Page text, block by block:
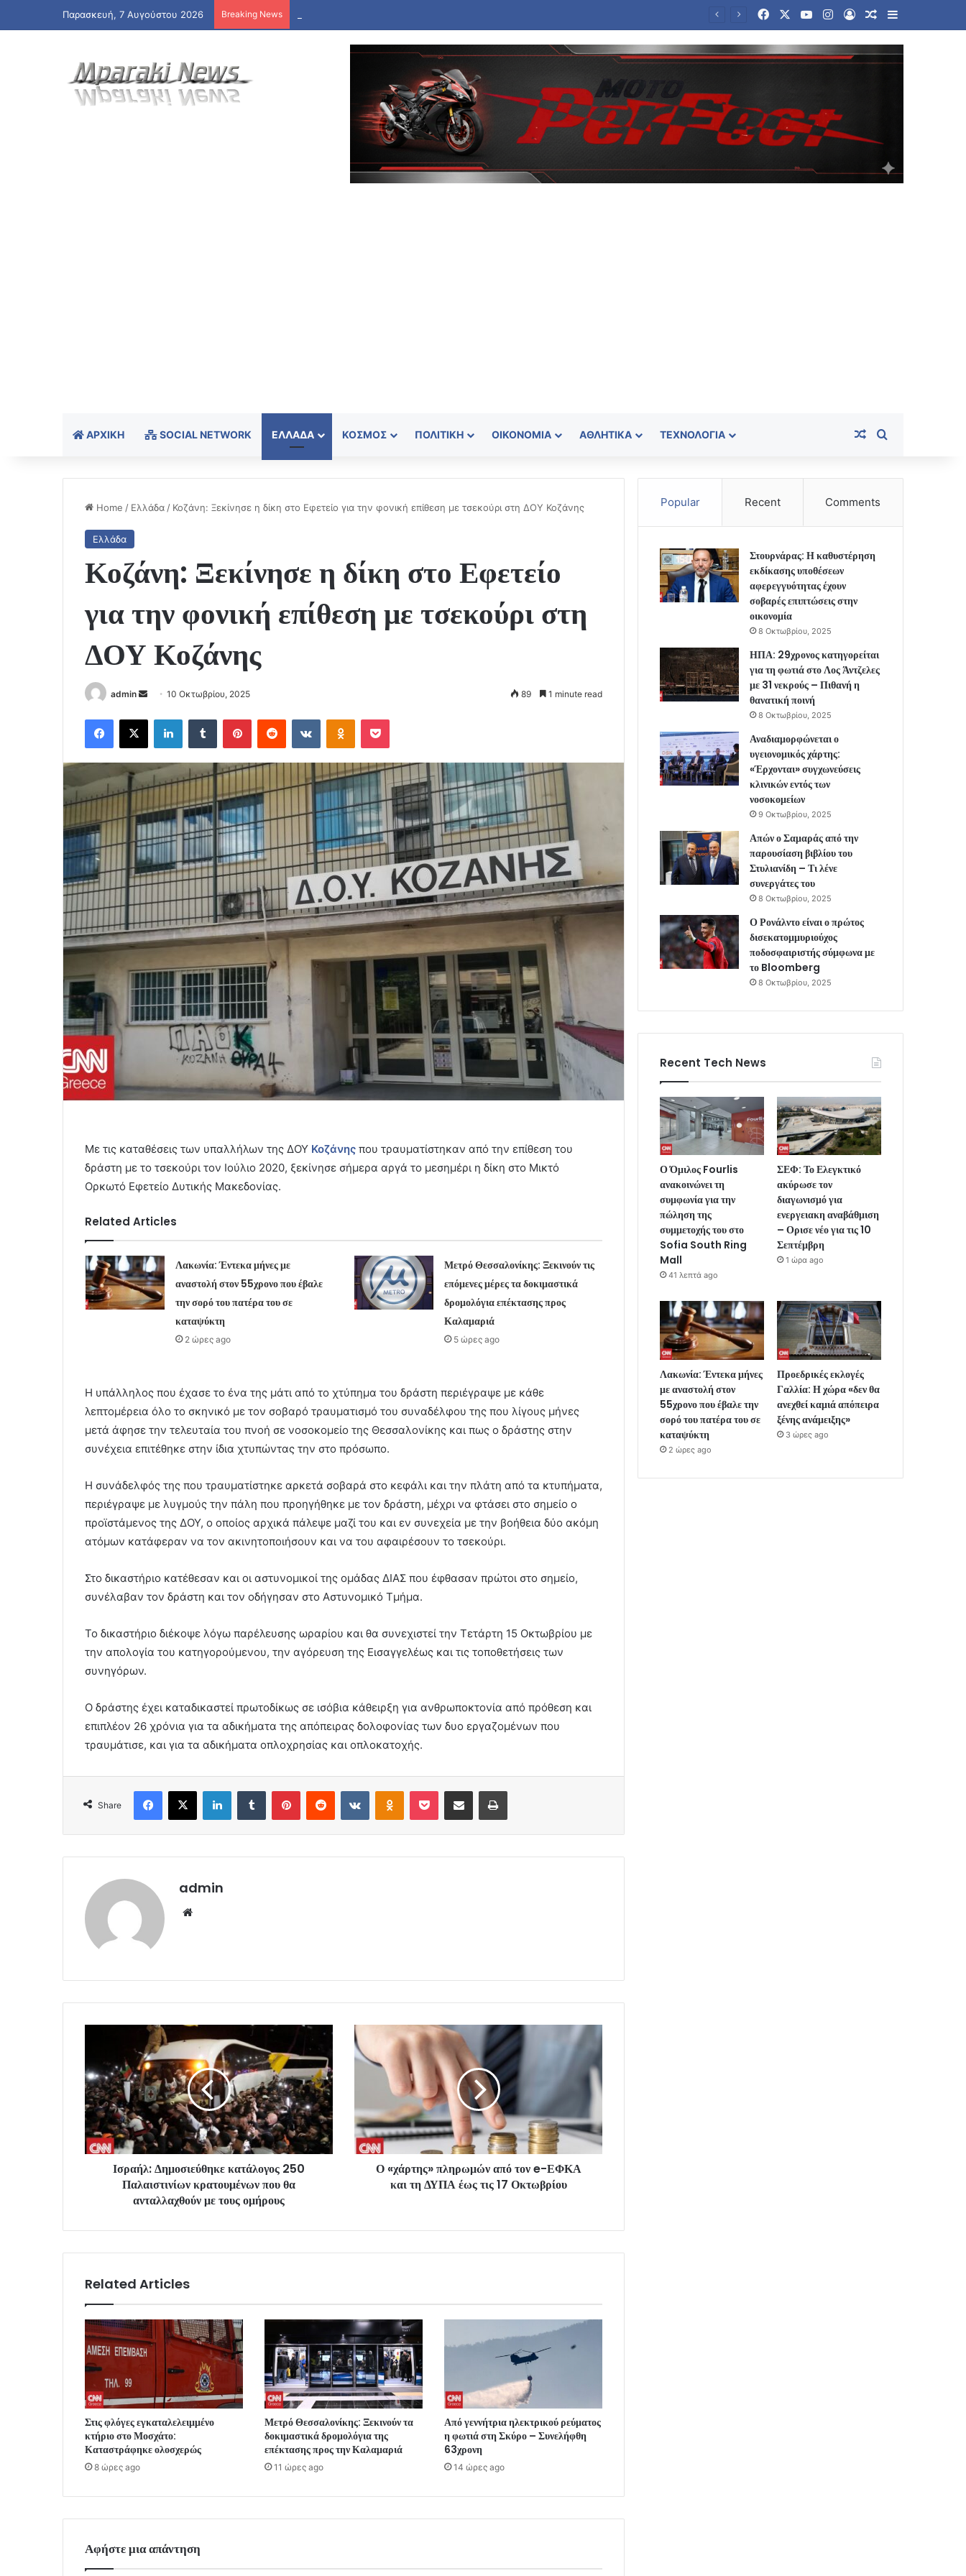
Παρασκευή, 7 Αυγούστου 2026 Breaking News FacebookYouTubeInstagram
Log InRandom Article
Sidebar
ΑΡΧΙΚΉ SOCIAL NETWORK ΕΛΛΆΔΑ ΚΌΣΜΟΣ ΠΟΛΙΤΙΚΉ ΟΙΚΟΝΟΜΊΑ ΑΘΛΗΤΙΚΆ ΤΕΧΝΟΛΟΓΊΑ Random Article
Home / Ελλάδα / Κοζάνη: Ξεκίνησε η δίκη στο Εφετείο για την φονική επίθεση με τσεκούρι στη ΔΟΥ Κοζάνης
Ελλάδα
Κοζάνη: Ξεκίνησε η δίκη στο Εφετείο
για την φονική επίθεση με τσεκούρι στη
ΔΟΥ Κοζάνης
admin
Send
email
10 Οκτωβρίου, 2025 89 1 minute read
Facebook
X LinkedInTumblr PinterestReddit VKontakteOdnoklassniki
Pocket
Με τις καταθέσεις των υπαλλήλων της ΔΟΥ Κοζάνης που τραυματίστηκαν από την επίθεση του
δράστη με το τσεκούρι τον Ιούλιο 2020, ξεκίνησε σήμερα αργά το μεσημέρι η δίκη στο Μικτό
Ορκωτό Εφετείο Δυτικής Μακεδονίας.
Related Articles
Λακωνία: Έντεκα μήνες με
αναστολή στον 55χρονο που έβαλε
την σορό του πατέρα του σε
καταψύκτη
2 ώρες ago
Μετρό Θεσσαλονίκης: Ξεκινούν τις
επόμενες μέρες τα δοκιμαστικά
δρομολόγια επέκτασης προς
Καλαμαριά
5 ώρες ago
Η υπάλληλος που έχασε το ένα της μάτι από το χτύπημα του δράστη περιέγραψε με κάθε
λεπτομέρεια όλο το σκηνικό με τον σοβαρό τραυματισμό του συναδέλφου της που λίγους μήνες
μετά άφησε την τελευταία του πνοή σε νοσοκομείο της Θεσσαλονίκης και πως ο δράστης στην
συνέχεια επιτέθηκε στην ίδια χτυπώντας την στο πρόσωπο.
Η συνάδελφός της που τραυματίστηκε αρκετά σοβαρά στο κεφάλι και την πλάτη από τα κτυπήματα,
περιέγραψε με λυγμούς την πάλη που προηγήθηκε με τον δράστη, μέχρι να φτάσει στο σημείο ο
προϊστάμενος της ΔΟΥ, ο οποίος αρχικά πάλεψε μαζί του και εν συνεχεία με την βοήθεια δύο ακόμη
ατόμων κατάφεραν να τον ακινητοποιήσουν και να του αφαιρέσουν το τσεκούρι.
Στο δικαστήριο κατέθεσαν και οι αστυνομικοί της ομάδας ΔΙΑΣ που έφθασαν πρώτοι στο σημείο,
συνέλαβαν τον δράστη και τον οδήγησαν στο Αστυνομικό Τμήμα.
Το δικαστήριο διέκοψε λόγω παρέλευσης ωραρίου και θα συνεχιστεί την Τετάρτη 15 Οκτωβρίου με
την απολογία του κατηγορούμενου, την αγόρευση της Εισαγγελέως και τις τοποθετήσεις των
συνηγόρων.
Ο δράστης έχει καταδικαστεί πρωτοδίκως σε ισόβια κάθειρξη για ανθρωποκτονία από πρόθεση και
επιπλέον 26 χρόνια για τα αδικήματα της απόπειρας δολοφονίας των δυο εργαζομένων που
τραυμάτισε, και για τα αδικήματα οπλοχρησίας και οπλοκατοχής.
Share
Facebook
X LinkedInTumblr PinterestReddit VKontakteOdnoklassniki
Pocket Share via Email Print
admin
Ισραήλ: Δημοσιεύθηκε κατάλογος 250
Παλαιστινίων κρατουμένων που θα
ανταλλαχθούν με τους ομήρους
Ο «χάρτης» πληρωμών από τον e-ΕΦΚΑ
και τη ΔΥΠΑ έως τις 17 Οκτωβρίου
Related Articles
Στις φλόγες εγκαταλελειμμένο
κτήριο στο Μοσχάτο:
Καταστράφηκε ολοσχερώς
8 ώρες ago
Μετρό Θεσσαλονίκης: Ξεκινούν τα
δοκιμαστικά δρομολόγια της
επέκτασης προς την Καλαμαριά
11 ώρες ago
Από γεννήτρια ηλεκτρικού ρεύματος
η φωτιά στη Σκύρο – Συνελήφθη
63χρονη
14 ώρες ago
Αφήστε μια απάντηση
Popular Recent Comments
Στουρνάρας: Η καθυστέρηση
εκδίκασης υποθέσεων
αφερεγγυότητας έχουν
σοβαρές επιπτώσεις στην
οικονομία
8 Οκτωβρίου, 2025
ΗΠΑ: 29χρονος κατηγορείται
για τη φωτιά στο Λος Άντζελες
με 31 νεκρούς – Πιθανή η
θανατική ποινή
8 Οκτωβρίου, 2025
Αναδιαμορφώνεται ο
υγειονομικός χάρτης:
«Έρχονται» συγχωνεύσεις
κλινικών εντός των
νοσοκομείων
9 Οκτωβρίου, 2025
Απών ο Σαμαράς από την
παρουσίαση βιβλίου του
Στυλιανίδη – Τι λένε
συνεργάτες του
8 Οκτωβρίου, 2025
Ο Ρονάλντο είναι ο πρώτος
δισεκατομμυριούχος
ποδοσφαιριστής σύμφωνα με
το Bloomberg
8 Οκτωβρίου, 2025
Recent Tech News
Ο Όμιλος Fourlis
ανακοινώνει τη
συμφωνία για την
πώληση της
συμμετοχής του στο
Sofia South Ring
Mall
41 λεπτά ago
ΣΕΦ: Το Ελεγκτικό
ακύρωσε τον
διαγωνισμό για
ενεργειακη αναβάθμιση
– Ορισε νέο για τις 10
Σεπτέμβρη
1 ώρα ago
Λακωνία: Έντεκα μήνες
με αναστολή στον
55χρονο που έβαλε την
σορό του πατέρα του σε
καταψύκτη
2 ώρες ago
Προεδρικές εκλογές
Γαλλία: Η χώρα «δεν θα
ανεχθεί καμιά απόπειρα
ξένης ανάμειξης»
3 ώρες ago